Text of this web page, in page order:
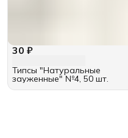
30 ₽
Типсы "Натуральные
зауженные" №4, 50 шт.